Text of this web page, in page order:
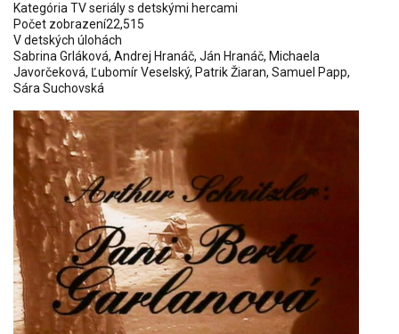
Kategória TV seriály s detskými hercami
Počet zobrazení22,515
V detských úlohách
Sabrina Grláková, Andrej Hranáč, Ján Hranáč, Michaela
Javorčeková, Ľubomír Veselský, Patrik Žiaran, Samuel Papp,
Sára Suchovská